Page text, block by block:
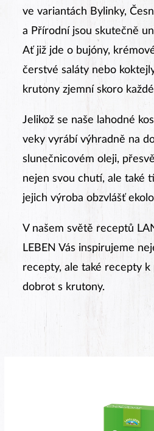
ve variantách Bylinky,
a Přírodní jsou skutečně
Ať již jde o bujóny,
čerstvé saláty nebo
krutony zjemní skoro
Jelikož se naše lahodné
veky vyrábí výhradně na
slunečnicovém oleji,
nejen svou chutí, ale také
jejich výroba obzvlášť
V našem světě receptů
LEBEN Vás inspirujeme
recepty, ale také recepty k
dobrot s krutony.